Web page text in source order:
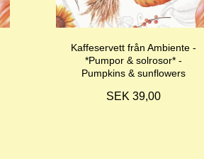
Kaffeservett från Ambiente -
*Pumpor & solrosor* -
Pumpkins & sunflowers
SEK 39,00